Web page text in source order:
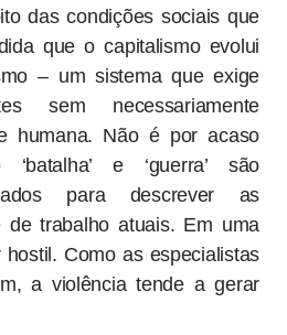
das condições sociais que
que o capitalismo evolui
– um sistema que exige
sem necessariamente
humana. Não é por acaso
e ‘guerra’ são
para descrever as
trabalho atuais. Em uma
Como as especialistas
a violência tende a gerar